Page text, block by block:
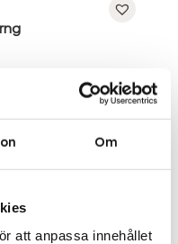
Om
att anpassa innehållet